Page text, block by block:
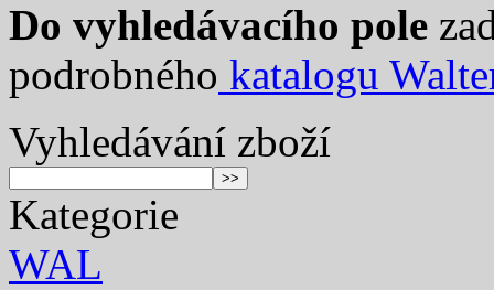
Do vyhledávacího pole
podrobného katalogu
Vyhledávání zboží
Kategorie
WAL